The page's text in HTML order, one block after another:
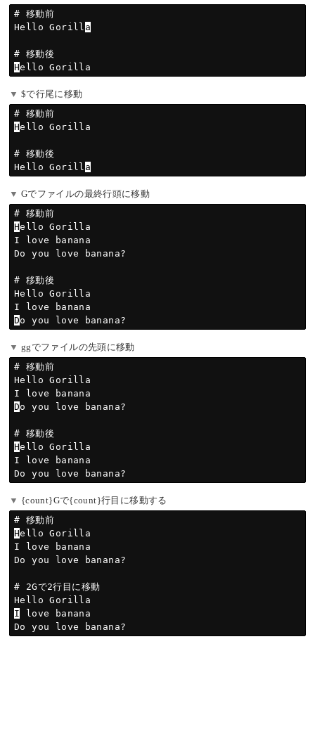
# 移動前
Hello Gorill a
H
$で行尾に移動
# 移動前
Hello Gorilla
# 移動後
Hello Gorill a
Gでファイルの最終行頭に移動
# 移動前
Hello Gorilla
I love banana
Do you love banana?
# 移動後
Hello Gorilla
D
ggでファイルの先頭に移動
# 移動前
Hello Gorilla
Do you love banana?
Hello Gorilla
I love banana
{count}Gで{count}行目に移動する
# 移動前
Hello Gorilla
I love banana
Do you love banana?
# 2Gで2行目に移動
I love banana